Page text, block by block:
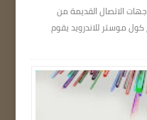
الاتصال القديمة من
موستر للاندرويد يقوم